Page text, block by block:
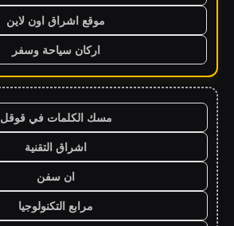
موقع اشراق اون لاين
اركان سياحة وسفر
مسك الكلمات في قوقل
اشراق التقنية
ان سفن
مرابع التكنولوجيا